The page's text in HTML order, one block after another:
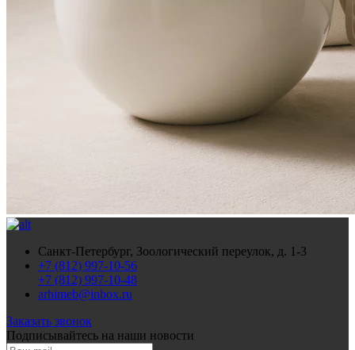
Санкт-Петербург, Зоологический переулок, д. 1-3
+7 (812) 997-10-56
+7 (812) 997-10-48
arhimeb@inbox.ru
Заказать звонок
Подписывайтесь на наши новости